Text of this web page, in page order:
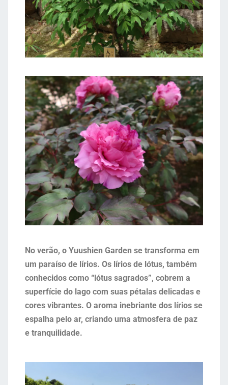
No verão, o Yuushien Garden se transforma em
um paraíso de lírios. Os lírios de lótus, também
conhecidos como “lótus sagrados”, cobrem a
superfície do lago com suas pétalas delicadas e
cores vibrantes. O aroma inebriante dos lírios se
espalha pelo ar, criando uma atmosfera de paz
e tranquilidade.